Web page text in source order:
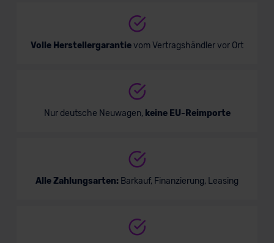
Volle Herstellergarantievom Vertragshändler vor Ort
Nur deutsche Neuwagen, keine EU-Reimporte
Alle Zahlungsarten: Barkauf, Finanzierung, Leasing